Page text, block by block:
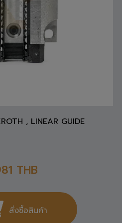
, LINEAR GUIDE
THB
สั่งซื้อสินค้า